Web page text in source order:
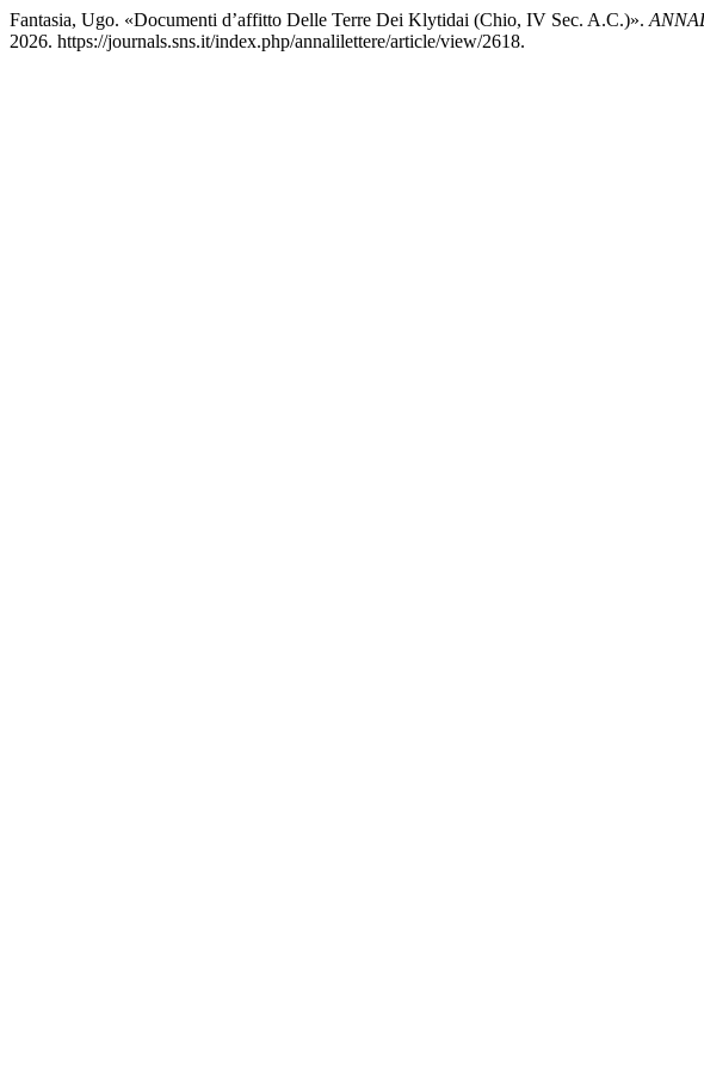
Fantasia, Ugo. «Documenti d’affitto Delle Terre Dei Klytidai (Chio, IV Sec. A.C.)».
2026. https://journals.sns.it/index.php/annalilettere/article/view/2618.